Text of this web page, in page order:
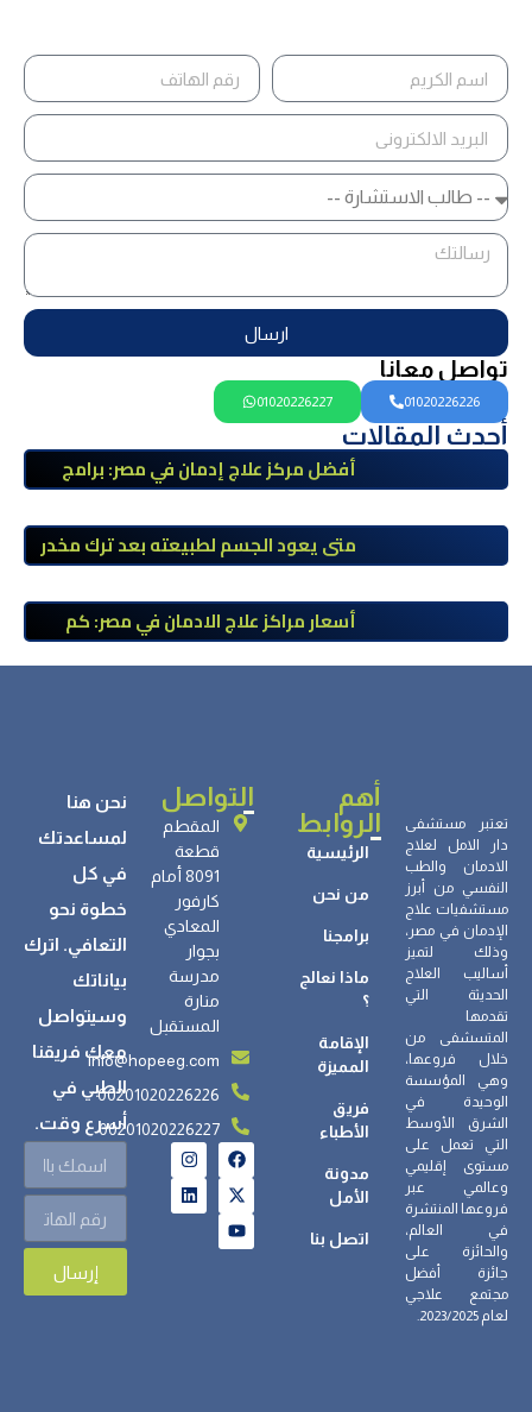
ارسال
تواصل معانا
01020226226
01020226227
أحدث المقالات
أفضل مركز علاج إدمان في مصر: برامج
طبي
متى يعود الجسم لطبيعته بعد ترك مخدر
أسعار مراكز علاج الادمان في مصر: كم
تبلغ التكلفة وما الذي يشمله سعر
تعتبر مستشفى
دار الامل لعلاج
الادمان والطب
النفسي من أبرز
مستشفيات علاج
الإدمان في مصر،
وذلك لتميز
أساليب العلاج
الحديثة التي
تقدمها
المتسشفى من
خلال فروعها،
وهي المؤسسة
الوحيدة في
الشرق الأوسط
التي تعمل على
مستوى إقليمي
وعالمي عبر
فروعها المنتشرة
في العالم،
والحائزة على
جائزة أفضل
مجتمع علاجي
لعام 2023/2025.
أهم
الروابط
الرئيسية
من نحن
برامجنا
ماذا نعالج
؟
الإقامة
المميزة
فريق
الأطباء
مدونة
الأمل
اتصل بنا
التواصل
المقطم
قطعة
8091 أمام
كارفور
المعادي
بجوار
مدرسة
منارة
المستقبل
info@hopeeg.com
00201020226226
00201020226227
نحن هنا
لمساعدتك
في كل
خطوة نحو
التعافي. اترك
بياناتك
وسيتواصل
معك فريقنا
الطبي في
أسرع وقت.
إرسال